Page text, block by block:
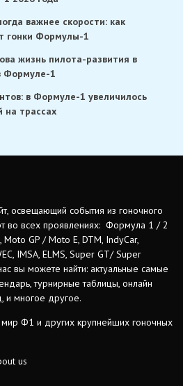
важнее скорости: как
гонки Формулы-1
жизнь пилота-развития в
Формуле-1
в Формуле-1 увеличилось
на трассах
освещающий события из гоночного
во всех проявлениях: Формула 1 / 2
GP / Moto E, DTM, IndyCar,
IMSA, ELMS, Super GT/ Super
вы можете найти: актуальные самые
турнирные таблицы, онлайн
и многое другое.
мир Ф1 и других крупнейших гоночных
us